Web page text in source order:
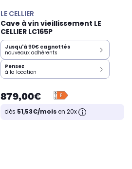
LE CELLIER
Cave à vin vieillissement LE
CELLIER LC165P
Jusqu'à 90€ cagnottés
nouveaux adhérents
Pensez
à la location
879,00€
dès 51,53€/moisen 20x